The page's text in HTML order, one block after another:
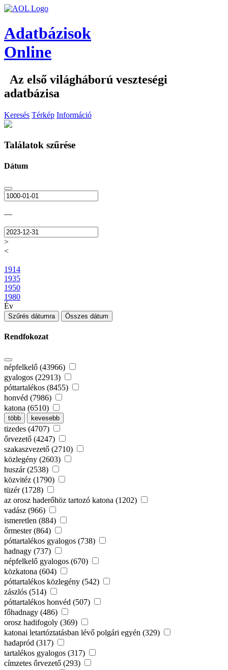
Adatbázisok
Online
Az első világháború veszteségi
adatbázisa
Keresés Térkép Információ
Találatok szűrése
Dátum
—
>
<
1914
1935
1950
1980
Év
Szűrés dátumra Összes dátum
Rendfokozat
népfelkelő (43966)
gyalogos (22913)
póttartalékos (8455)
honvéd (7986)
katona (6510)
több kevesebb
tizedes (4707)
őrvezető (4247)
szakaszvezető (2710)
közlegény (2603)
huszár (2538)
közvitéz (1790)
tüzér (1728)
az orosz haderőhöz tartozó katona (1202)
vadász (966)
ismeretlen (884)
őrmester (864)
póttartalékos gyalogos (738)
hadnagy (737)
népfelkelő gyalogos (670)
közkatona (604)
póttartalékos közlegény (542)
zászlós (514)
póttartalékos honvéd (507)
főhadnagy (486)
orosz hadifogoly (369)
katonai letartóztatásban lévő polgári egyén (329)
hadapród (317)
tartalékos gyalogos (317)
címzetes őrvezető (293)